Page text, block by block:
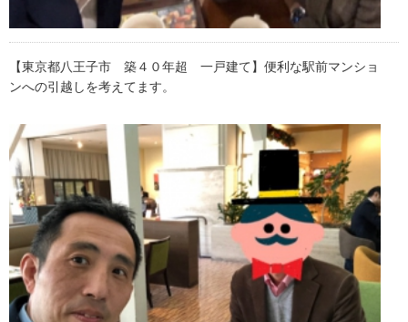
【東京都八王子市 築４０年超 一戸建て】便利な駅前マンショ
ンへの引越しを考えてます。